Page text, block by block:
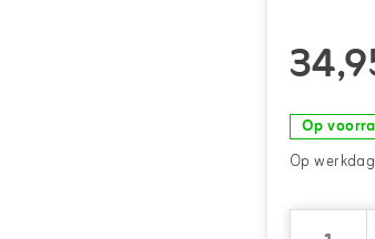
Op
Op